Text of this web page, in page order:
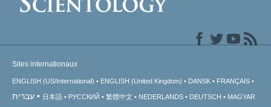
Sites internationaux
ENGLISH (US/International) ENGLISH (United Kingdom) DANSK FRANÇAIS
עברית 日本語 РУССКИЙ 繁體中文 NEDERLANDS DEUTSCH
MAGYAR